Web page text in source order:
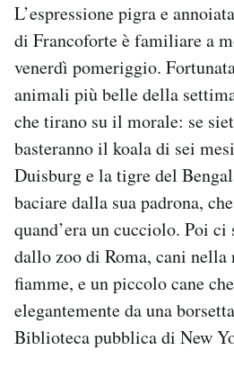
SHOP
CALENDARIO
Area Personale
Newsletter
Notifiche mobile
Hai bisogno di aiuto?
Esci
L’espressione pigra e
di Francoforte è familiare a
venerdì pomeriggio.
animali più belle della
che tirano su il morale: se
basteranno il koala di sei
Duisburg e la tigre del
baciare dalla sua padrona,
quand’era un cucciolo. Poi
dallo zoo di Roma, cani nella
fiamme, e un piccolo cane
elegantemente da una
Biblioteca pubblica di New